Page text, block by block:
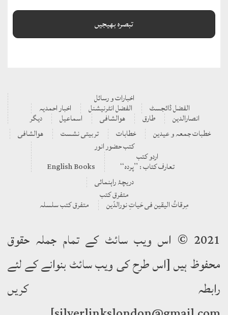
اخبارات و رسائل
الفضل ڈائجسٹ الفضل انٹرنیشنل اخبار احمدیہ
انصارالدین طارق ھوالشافی اسماعیل
دیگر
خطبات جمعہ و عیدین
خطابات تربیتی نشست
ھوالشافی
کتب حضور انور
اردو کتب
تعارف کتاب : ’’پردہ‘‘
English Books
دریچۂ راہنمائی
متفرق کتب
مِرقاتُ الیقین فی حَیاتِ نورالدّین متفرق کتب سلسلہ
2021 © اس ویب سائٹ کے تمام جملہ حقوق
محفوظ ہیں [اس طرح کی ویب سائٹ بنوانے کے لئے
رابطہ کریں